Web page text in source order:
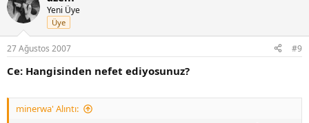
Yeni Üye
Üye
27 Ağustos 2007 #9
Ce: Hangisinden nefet ediyosunuz?
minerwa' Alıntı: